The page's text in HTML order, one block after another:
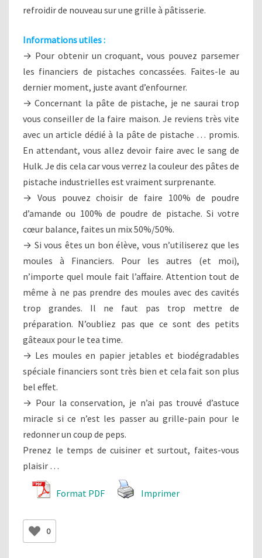
refroidir de nouveau sur une grille à pâtisserie.
Informations utiles :
→ Pour obtenir un croquant, vous pouvez parsemer
les financiers de pistaches concassées. Faites-le au
dernier moment, juste avant d’enfourner.
→ Concernant la pâte de pistache, je ne saurai trop
vous conseiller de la faire maison. Je reviens très vite
avec un article dédié à la pâte de pistache … promis.
En attendant, vous allez devoir faire avec le sang de
Hulk. Je dis cela car vous verrez la couleur des pâtes de
pistache industrielles est vraiment surprenante.
→ Vous pouvez choisir de faire 100% de poudre
d’amande ou 100% de poudre de pistache. Si votre
cœur balance, faites un mix 50%/50%.
→ Si vous êtes un bon élève, vous n’utiliserez que les
moules à Financiers. Pour les autres (et moi),
n’importe quel moule fait l’affaire. Attention tout de
même à ne pas prendre des moules avec des cavités
trop grandes. Il ne faut pas trop mettre de
préparation. N’oubliez pas que ce sont des petits
gâteaux pour le tea time.
→ Les moules en papier jetables et biodégradables
spéciale financiers sont très bien et cela fait son plus
bel effet.
→ Pour la conservation, je n’ai pas trouvé d’astuce
miracle si ce n’est les passer au grille-pain pour le
redonner un coup de peps.
Prenez le temps de cuisiner et surtout, faites-vous
plaisir …
Format PDF Imprimer
0